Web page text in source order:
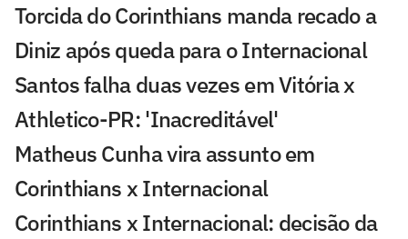
Torcida do Corinthians manda recado a
Diniz após queda para o Internacional
Santos falha duas vezes em Vitória x
Athletico-PR: 'Inacreditável'
Matheus Cunha vira assunto em
Corinthians x Internacional
Corinthians x Internacional: decisão da